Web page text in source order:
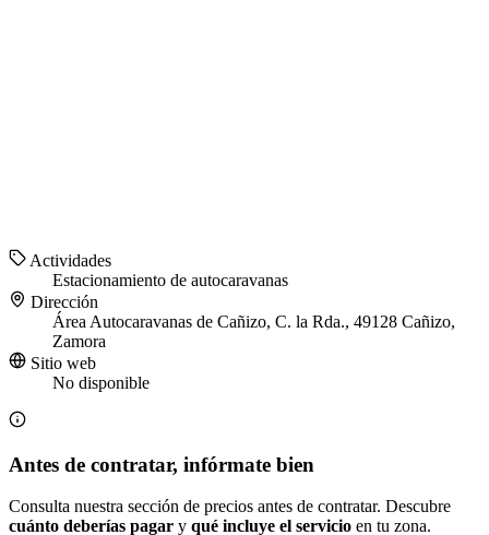
Actividades
Estacionamiento de autocaravanas
Dirección
Área Autocaravanas de Cañizo, C. la Rda., 49128 Cañizo,
Zamora
Sitio web
No disponible
Antes de contratar, infórmate bien
Consulta nuestra sección de precios antes de contratar. Descubre
cuánto deberías pagar y qué incluye el servicio en tu zona.